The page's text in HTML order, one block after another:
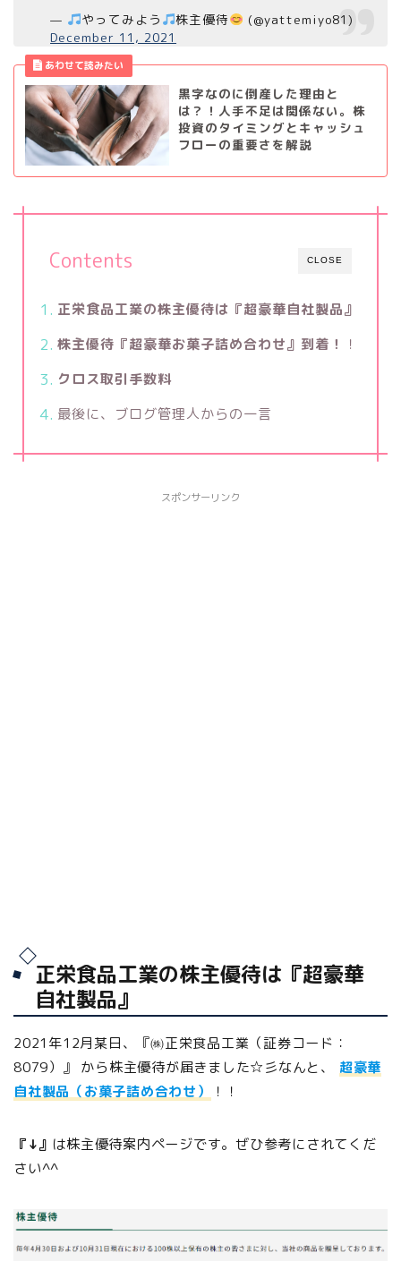
— やってみよう 株主優待
(@yattemiyo81)
December 11, 2021
黒字なのに倒産した理由と
は？！人手不足は関係ない。株
投資のタイミングとキャッシュ
フローの重要さを解説
CLOSE
Contents
正栄食品工業の株主優待は『超豪華自社製品』
株主優待『超豪華お菓子詰め合わせ』到着！
！
クロス取引手数料
最後に、ブログ管理人からの一言
スポンサーリンク
正栄食品工業の株主優待は『超豪華
自社製品』
2021年12月某日、『㈱正栄食品工業（証券コード：
8079）』 から株主優待が届きました☆彡なんと、 超豪華
自社製品（お菓子詰め合わせ）
！！
『↓』 は株主優待案内ページです。ぜひ参考にされてくだ
さい^^